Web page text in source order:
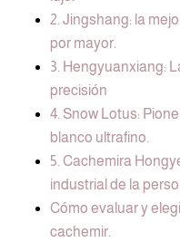
2. Jingshang: la
por mayor.
3. Hengyuanxiang:
precisión
4. Snow Lotus:
blanco ultrafino.
5. Cachemira
industrial de la
Cómo evaluar y
cachemir.